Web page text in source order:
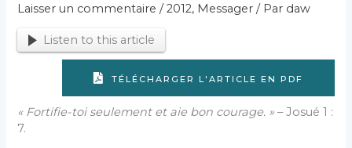
Laisser un commentaire /2012, Messager / Par daw
Listen to this article
TÉLÉCHARGER L'ARTICLE EN PDF
« Fortifie-toi seulement et aie bon courage. » – Josué 1 :
7.